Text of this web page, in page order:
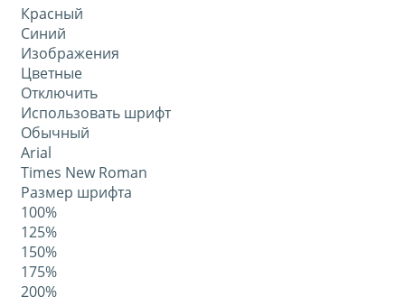
Красный
Синий
Изображения
Цветные
Отключить
Использовать шрифт
Обычный
Arial
Times New Roman
Размер шрифта
100%
125%
150%
175%
200%